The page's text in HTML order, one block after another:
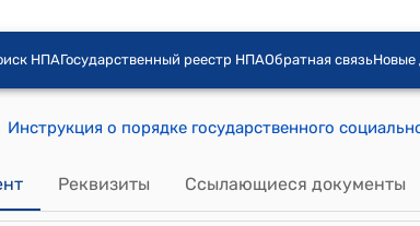
НПАГосударственный реестр НПАОбратная связьНовые
Реквизиты Ссылающиеся документы